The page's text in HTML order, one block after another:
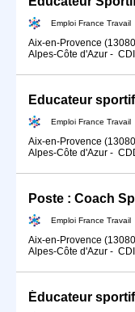
Emploi France Travail
Aix-en-Provence
Alpes-Côte d'Azur - CDI
Emploi France Travail
Aix-en-Provence
Alpes-Côte d'Azur -
Emploi France Travail
Aix-en-Provence
Alpes-Côte d'Azur - CDI
Éducateur